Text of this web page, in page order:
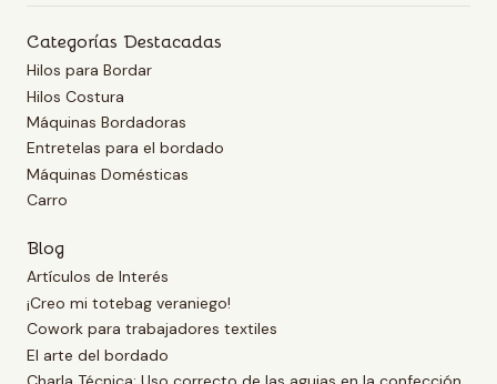
Categorías Destacadas
Hilos para Bordar
Hilos Costura
Máquinas Bordadoras
Entretelas para el bordado
Máquinas Domésticas
Carro
Blog
Artículos de Interés
¡Creo mi totebag veraniego!
Cowork para trabajadores textiles
El arte del bordado